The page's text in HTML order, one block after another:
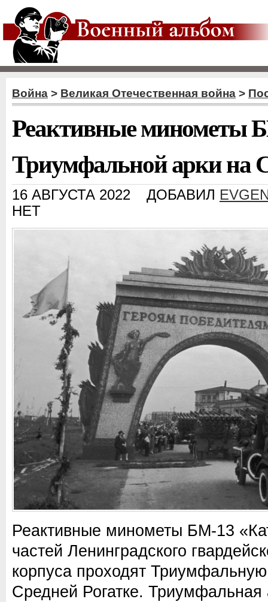
Война > Великая Отечественная война >
Реактивные минометы
Триумфальной арки на
16 АВГУСТА 2022 ДОБАВИЛ
НЕТ
Реактивные минометы БМ-13
частей Ленинградского
корпуса проходят
Средней Рогатке. Триумфальная